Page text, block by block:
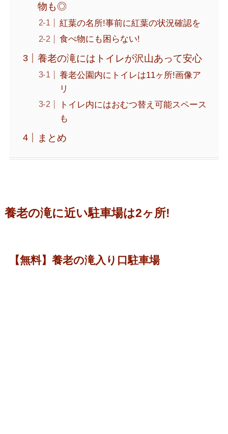
物も◎
紅葉の名所!事前に紅葉の状況確認を
食べ物にも困らない!
養老の滝にはトイレが沢山あって安心
養老公園内にトイレは11ヶ所!画像ア
リ
トイレ内にはおむつ替え可能スペース
も
まとめ
養老の滝に近い駐車場は2ヶ所!
【無料】養老の滝入り口駐車場